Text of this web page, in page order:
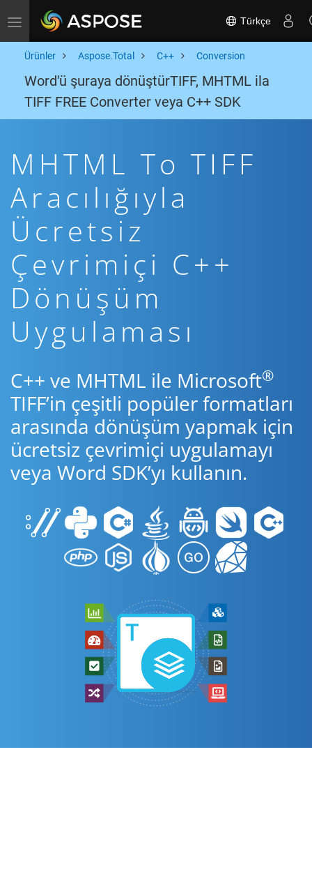
Toggle navigation Türkçe
Ürünler Aspose.Total C++ Conversion
Word'ü şuraya dönüştürTIFF, MHTML ila
TIFF FREE Converter veya C++ SDK
MHTML To TIFF
Aracılığıyla
Ücretsiz
Çevrimiçi C++
Dönüşüm
Uygulaması
C++ ve MHTML ile Microsoft®
TIFF’in çeşitli popüler formatları
arasında dönüşüm yapmak için
ücretsiz çevrimiçi uygulamayı
veya Word SDK’yı kullanın.